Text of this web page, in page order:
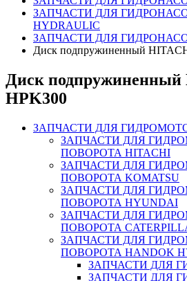
ЗАПЧАСТИ ДЛЯ
HYDRAULIC
ЗАПЧАСТИ ДЛЯ
Диск подпружиненный
Диск
HPK300
ЗАПЧАСТИ ДЛЯ
ЗАПЧАСТИ ДЛЯ
ПОВОРОТА HITACHI
ЗАПЧАСТИ ДЛЯ
ПОВОРОТА KOMATSU
ЗАПЧАСТИ ДЛЯ
ПОВОРОТА HYUNDAI
ЗАПЧАСТИ ДЛЯ
ПОВОРОТА
ЗАПЧАСТИ ДЛЯ
ПОВОРОТА HANDOK
ЗАПЧАСТИ ДЛЯ
ЗАПЧАСТИ ДЛЯ